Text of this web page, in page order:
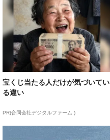
宝くじ当たる人だけが気づいてい
る違い
PR(合同会社デジタルファーム )